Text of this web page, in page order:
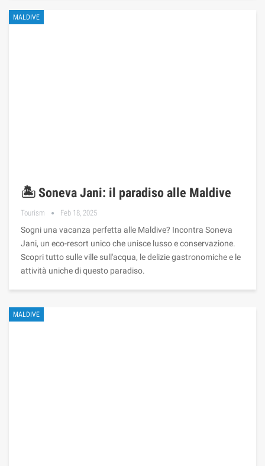
MALDIVE
🏝️ Soneva Jani: il paradiso alle Maldive
Tourism Feb 18, 2025
Sogni una vacanza perfetta alle Maldive? Incontra Soneva
Jani, un eco-resort unico che unisce lusso e conservazione.
Scopri tutto sulle ville sull'acqua, le delizie gastronomiche e le
attività uniche di questo paradiso.
MALDIVE